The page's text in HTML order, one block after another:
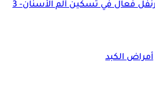
القرنفل فعال في تسكين ألم الأسنان- 3
أمراض الكبد